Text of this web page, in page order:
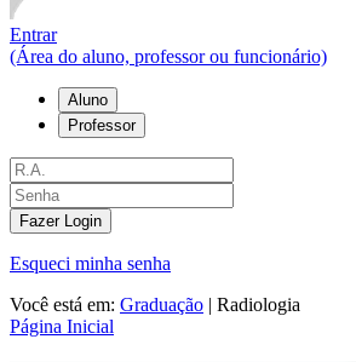
Entrar
(Área do aluno, professor ou funcionário)
Aluno
Professor
Fazer Login
Esqueci minha senha
Você está em: Graduação | Radiologia
Página Inicial